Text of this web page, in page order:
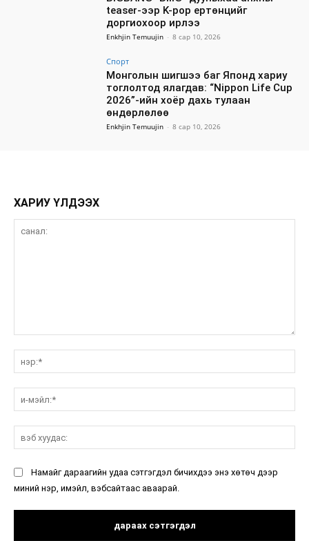
teaser-ээр K-pop ертөнцийг
доргиохоор ирлээ
Enkhjin Temuujin - 8 сар 10, 2026
Спорт
Монголын шигшээ баг Японд хариу
тоглолтод ялагдав: “Nippon Life Cup
2026”-ийн хоёр дахь тулаан
өндөрлөлөө
Enkhjin Temuujin - 8 сар 10, 2026
ХАРИУ ҮЛДЭЭХ
Намайг дараагийн удаа сэтгэгдэл бичихдээ энэ хөтөч дээр
миний нэр, имэйл, вэбсайтаас аваарай.